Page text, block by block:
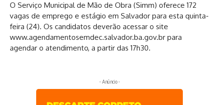
O Serviço Municipal de Mão de Obra (Simm) oferece 172
vagas de emprego e estágio em Salvador para esta quinta-
feira (24). Os candidatos deverão acessar o site
www.agendamentosemdec.salvador.ba.gov.br para
agendar o atendimento, a partir das 17h30.
- Anúncio -